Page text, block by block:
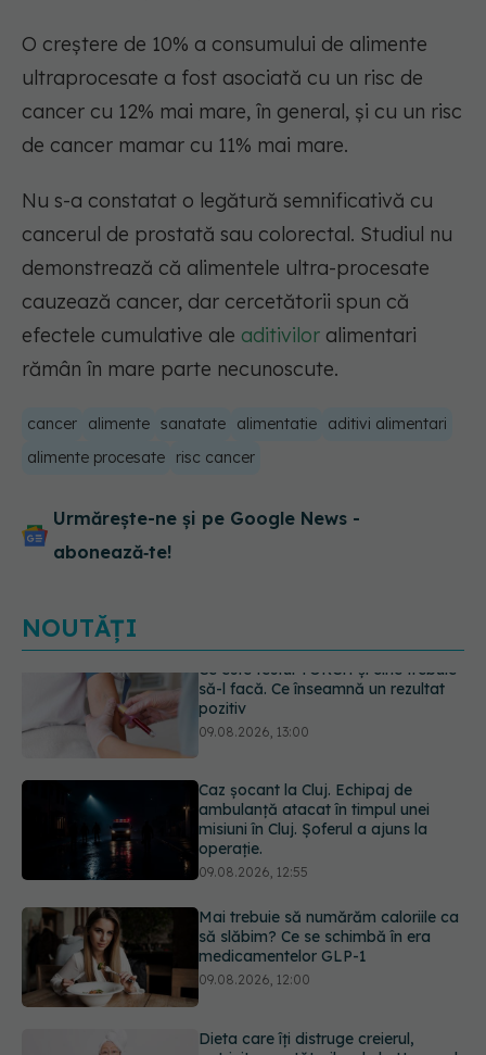
O creștere de 10% a consumului de alimente
ultraprocesate a fost asociată cu un risc de
cancer cu 12% mai mare, în general, și cu un risc
de cancer mamar cu 11% mai mare.
Nu s-a constatat o legătură semnificativă cu
cancerul de prostată sau colorectal. Studiul nu
demonstrează că alimentele ultra-procesate
cauzează cancer, dar cercetătorii spun că
efectele cumulative ale aditivilor alimentari
rămân în mare parte necunoscute.
cancer alimente sanatate alimentatie
aditivi alimentari
alimente procesate
risc cancer
Urmărește-ne și pe Google News -
abonează‑te!
NOUTĂȚI
Caz șocant la Cluj. Echipaj de
ambulanță atacat în timpul unei
misiuni în Cluj. Șoferul a ajuns la
09.08.2026, 12:55
Mai trebuie să numărăm caloriile ca
să slăbim? Ce se schimbă în era
medicamentelor GLP-1
Dieta care îți distruge creierul,
potrivit cercetătorilor de la Harvard